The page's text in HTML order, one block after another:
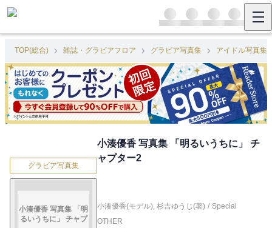
TOP(総合) 雑誌・グラビアフロア グラビア写真集 アイドル写真集
グラビア写真集
小湊優香 写真集 「明るいうちに」 チ
ャプター2
小湊優香 写真集 「明
るいうちに」 チャプ
小湊優香(モデル), 杉吉ゆうじ(著) / Special
OTHER